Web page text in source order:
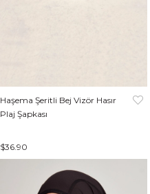
Haşema Şeritli Bej Vizör Hasır
Plaj Şapkası
$36.90